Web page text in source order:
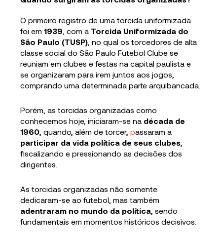
O primeiro registro de uma torcida uniformizada
foi em1939 , com a Torcida Uniformizada do
São Paulo (TUSP) , no qual os torcedores de alta
classe social do São Paulo Futebol Clube se
reuniam em clubes e festas na capital paulista e
se organizaram para irem juntos aos jogos,
comprando uma determinada parte arquibancada.
Porém, as torcidas organizadas como
conhecemos hoje, iniciaram-se na década de
1960 , quando, além de torcer,passaram a
participar da vida política de seus clubes
fiscalizando e pressionando as decisões dos
dirigentes.
As torcidas organizadas não somente
dedicaram-se ao futebol, mas também
adentraram no mundo da política , sendo
fundamentais em momentos históricos decisivos.